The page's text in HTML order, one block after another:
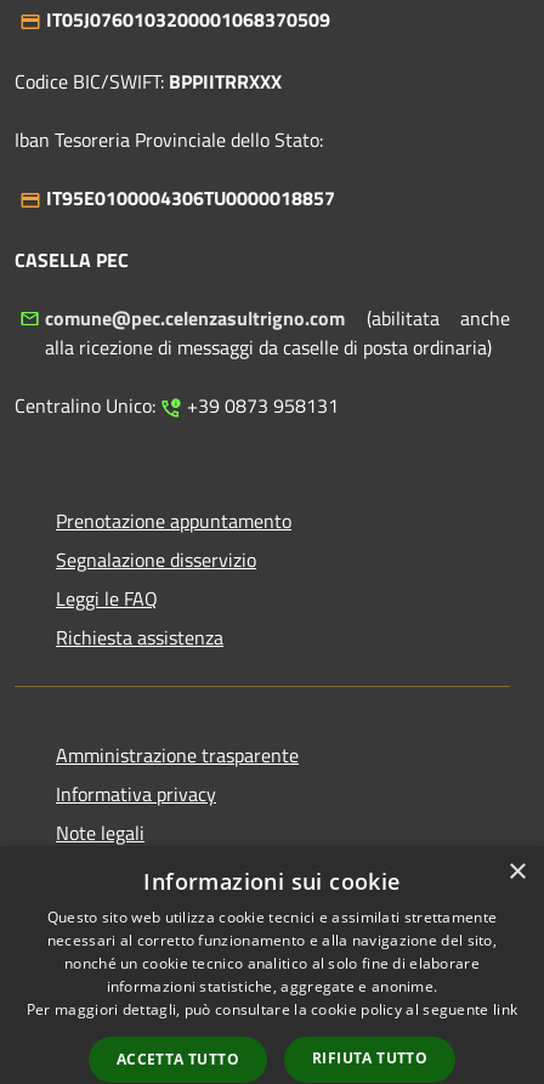
IT05J0760103200001068370509
Codice BIC/SWIFT: BPPIITRRXXX
Iban Tesoreria Provinciale dello Stato:
IT95E0100004306TU0000018857
CASELLA PEC
comune@pec.celenzasultrigno.com (abilitata anche
alla ricezione di messaggi da caselle di posta ordinaria)
Centralino Unico:
+39 0873 958131
Prenotazione appuntamento
Segnalazione disservizio
Leggi le FAQ
Richiesta assistenza
Amministrazione trasparente
Informativa privacy
Note legali
Dichiarazione di accessibilità
Accessibilità
Copyright © 2026 • Comune di
Celenza sul Trigno • Powered
byMunicipium
Accesso
×
Informazioni sui cookie
Questo sito web utilizza cookie tecnici e assimilati strettamente
necessari al corretto funzionamento e alla navigazione del sito,
nonché un cookie tecnico analitico al solo fine di elaborare
informazioni statistiche, aggregate e anonime.
Per maggiori dettagli, può consultare la cookie policy al seguente link
ACCETTA TUTTO RIFIUTA TUTTO